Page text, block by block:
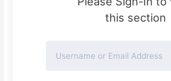
this section